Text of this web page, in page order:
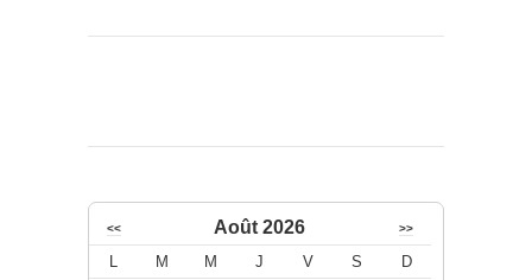
<< Août 2026 >>
M M J V S
D